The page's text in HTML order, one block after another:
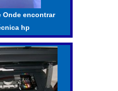
Onde encontrar
hp